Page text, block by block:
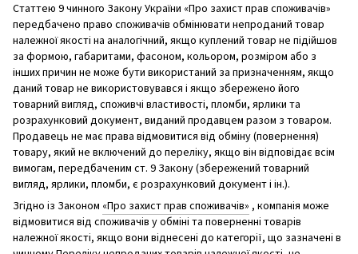
Статтею 9 чинного Закону України «Про захист прав споживачів»
передбачено право споживачів обмінювати непроданий товар
належної якості на аналогічний, якщо куплений товар не підійшов
за формою, габаритами, фасоном, кольором, розміром або з
інших причин не може бути використаний за призначенням, якщо
даний товар не використовувався і якщо збережено його
товарний вигляд, споживчі властивості, пломби, ярлики та
розрахунковий документ, виданий продавцем разом з товаром.
Продавець не має права відмовитися від обміну (повернення)
товару, який не включений до переліку, якщо він відповідає всім
вимогам, передбаченим ст. 9 Закону (збережений товарний
вигляд, ярлики, пломби, є розрахунковий документ і ін.).
Згідно із Законом «Про захист прав споживачів» , компанія може
відмовитися від споживачів у обміні та поверненні товарів
належної якості, якщо вони віднесені до категорії, що зазначені в